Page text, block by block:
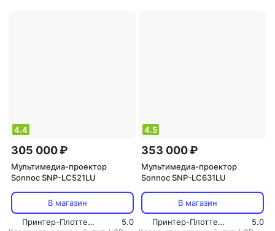
4.4
305 000 ₽
Мультимедиа-проектор
Sonnoc SNP-LC521LU
В магазин
Принтер-Плоттер.ру
5.0
4.5
353 000 ₽
Мультимедиа-проектор
Sonnoc SNP-LC631LU
В магазин
Принтер-Плоттер.ру
5.0